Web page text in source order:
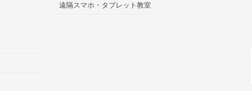
遠隔スマホ・タブレット教室